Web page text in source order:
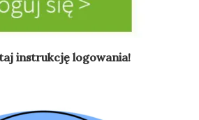
instrukcję logowania!